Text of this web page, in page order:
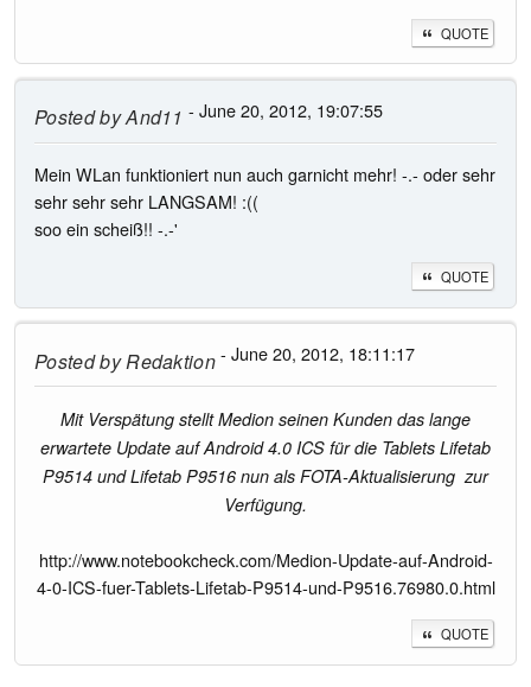
QUOTE
Posted byAnd11 - June 20, 2012, 19:07:55
Mein WLan funktioniert nun auch garnicht mehr! -.- oder sehr
sehr sehr sehr LANGSAM! :((
soo ein scheiß!! -.-'
QUOTE
Posted byRedaktion- June 20, 2012, 18:11:17
Mit Verspätung stellt Medion seinen Kunden das lange
erwartete Update auf Android 4.0 ICS für die Tablets Lifetab
P9514 und Lifetab P9516 nun als FOTA-Aktualisierung zur
Verfügung.
http://www.notebookcheck.com/Medion-Update-auf-Android-
4-0-ICS-fuer-Tablets-Lifetab-P9514-und-P9516.76980.0.html
QUOTE